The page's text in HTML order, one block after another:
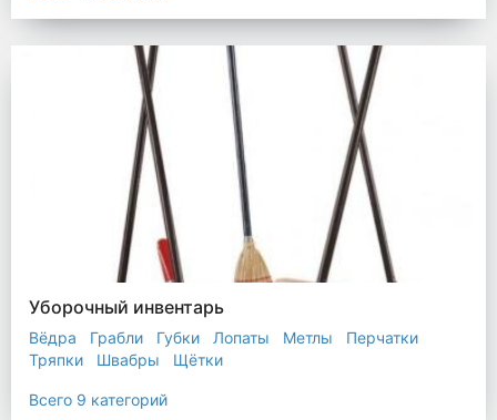
Уборочный инвентарь
Вёдра Грабли Губки Лопаты Метлы
Перчатки
Тряпки
Швабры Щётки
Всего 9 категорий